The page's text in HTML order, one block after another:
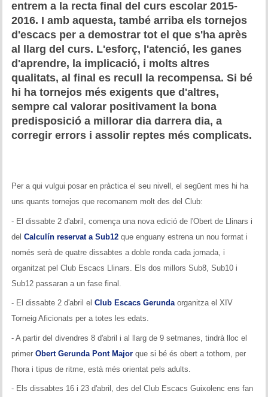
Historial del torneig Montgrí
Torneig de Nadal
Historial del torneig de Nadal
Torneig Social
Historial del torneig social
Torneig Llampec
INFORMACIÓ
Història del club
Memòries
Teoria i problemes
Problemes
entrem a la recta final del curs escolar 2015-
2016. I amb aquesta, també arriba els tornejos
d'escacs per a demostrar tot el que s'ha après
al llarg del curs. L'esforç, l'atenció, les ganes
d'aprendre, la implicació, i molts altres
qualitats, al final es recull la recompensa. Si bé
hi ha tornejos més exigents que d'altres,
sempre cal valorar positivament la bona
predisposició a millorar dia darrera dia, a
corregir errors i assolir reptes més complicats.
Per a qui vulgui posar en pràctica el seu nivell, el següent mes hi ha
uns quants tornejos que recomanem molt des del Club:
- El dissabte 2 d'abril, comença una nova edició de l'Obert de Llinars i
del Calculín reservat a Sub12 que enguany estrena un nou format i
només serà de quatre dissabtes a doble ronda cada jornada, i
organitzat pel Club Escacs Llinars. Els dos millors Sub8, Sub10 i
Sub12 passaran a un fase final.
- El dissabte 2 d'abril el Club Escacs Gerundaorganitza el XIV
Torneig Aficionats per a totes les edats.
- A partir del divendres 8 d'abril i al llarg de 9 setmanes, tindrà lloc el
primer Obert Gerunda Pont Major que si bé és obert a tothom, per
l'hora i tipus de ritme, està més orientat pels adults.
- Els dissabtes 16 i 23 d'abril, des del Club Escacs Guixolenc ens fan